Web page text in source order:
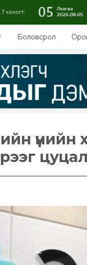
хоногт: 05
Лхагва
2026-08-05
Боловсрол
үнийн